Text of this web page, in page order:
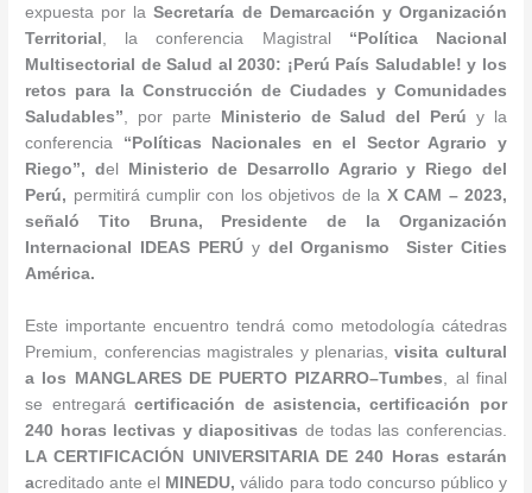
expuesta por laSecretaría de Demarcación y Organización
Territorial , la conferencia Magistral “Política Nacional
Multisectorial de Salud al 2030: ¡Perú País Saludable! y los
retos para la Construcción de Ciudades y Comunidades
Saludables” , por parte Ministerio de Salud del Perúy la
conferencia “Políticas Nacionales en el Sector Agrario y
Riego”, del Ministerio de Desarrollo Agrario y Riego del
Perú, permitirá cumplir con los objetivos de la X CAM – 2023,
señaló Tito Bruna, Presidente de la Organización
Internacional IDEAS PERÚ y del Organismo Sister Cities
América.
Este importante encuentro tendrá como metodología cátedras
Premium, conferencias magistrales y plenarias,visita cultural
a los MANGLARES DE PUERTO PIZARRO–Tumbes , al final
se entregará certificación de asistencia, certificación por
240 horas lectivas y diapositivas de todas las conferencias.
LA CERTIFICACIÓN UNIVERSITARIA DE 240 Horas estarán
acreditado ante el MINEDU,válido para todo concurso público y